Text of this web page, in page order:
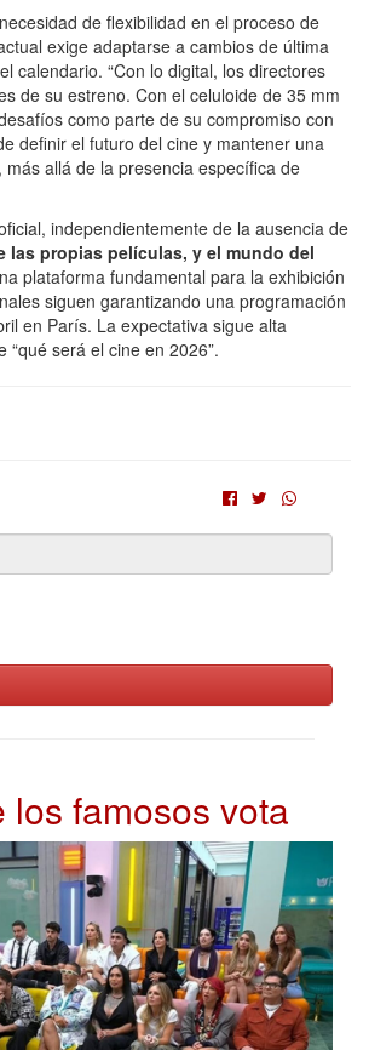
de flexibilidad en el proceso de
exige adaptarse a cambios de última
calendario. “Con lo digital, los directores
de su estreno. Con el celuloide de 35 mm
como parte de su compromiso con
definir el futuro del cine y mantener una
allá de la presencia específica de
independientemente de la ausencia de
las propias películas, y el mundo del
plataforma fundamental para la exhibición
siguen garantizando una programación
en París. La expectativa sigue alta
será el cine en 2026”.
los famosos vota